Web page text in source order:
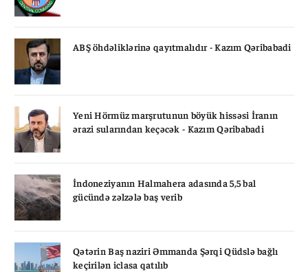
ABŞ öhdəliklərinə qayıtmalıdır - Kazım Qəribabadi
Yeni Hörmüz marşrutunun böyük hissəsi İranın
ərazi sularından keçəcək - Kazım Qəribabadi
İndoneziyanın Halmahera adasında 5,5 bal
gücündə zəlzələ baş verib
Qətərin Baş naziri Əmmanda Şərqi Qüdslə bağlı
keçirilən iclasa qatılıb